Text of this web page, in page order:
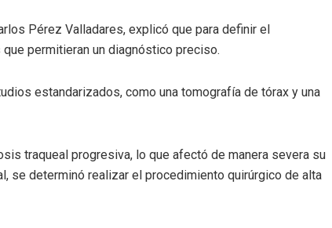
Pérez Valladares, explicó que para definir el
permitieran un diagnóstico preciso.
estandarizados, como una tomografía de tórax y una
traqueal progresiva, lo que afectó de manera severa su
se determinó realizar el procedimiento quirúrgico de alta